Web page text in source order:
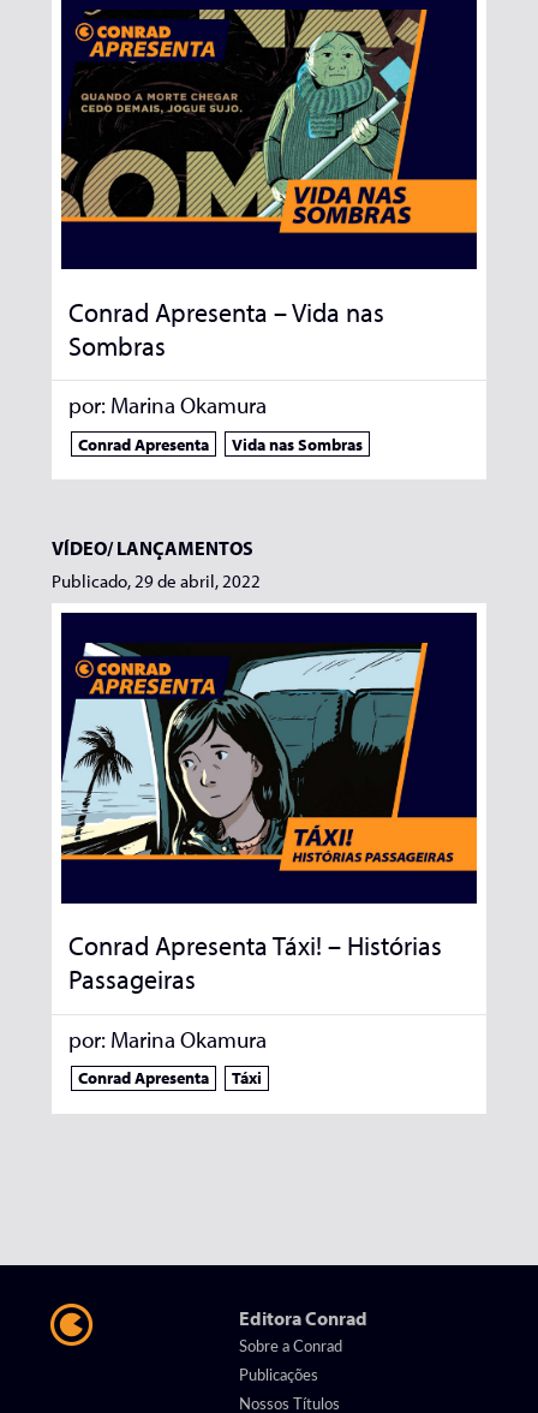
Conrad Apresenta – Vida nas
Sombras
por: Marina Okamura
Conrad Apresenta Vida nas Sombras
VÍDEO/LANÇAMENTOS
Publicado, 29 de abril, 2022
Conrad Apresenta Táxi! – Histórias
Passageiras
por: Marina Okamura
Conrad Apresenta Táxi
Editora Conrad
Sobre a Conrad
Publicações
Nossos Títulos